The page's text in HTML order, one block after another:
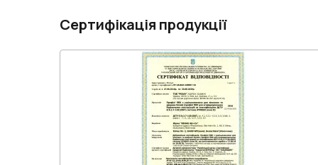
Сертифікація продукції